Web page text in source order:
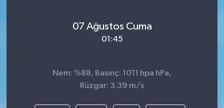
07 Ağustos Cuma
01:45
Nem: %88, Basınç: 1011 hpa hPa,
Rüzgar: 3.39 m/s